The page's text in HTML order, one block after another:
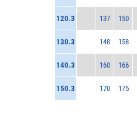
120.3 137 150
130.3 148 158
140.3 160 166
150.3 170 175